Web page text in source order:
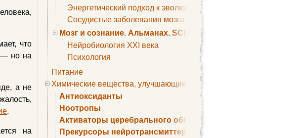
Энергетический подход к эволюции мозга
Сосудистые заболевания мозга. Все может начаться с
Мозг и сознание. Альманах. SCIENTIFIC AMERICAN
Нейробиология XXI века
Психология
Питание
Химические вещества, улучшающие умственные способности
Антиоксиданты
Ноотропы
Активаторы церебрального обмена веществ
Прекурсоры нейротрансмиттеров
что
— но на
а не
.
на